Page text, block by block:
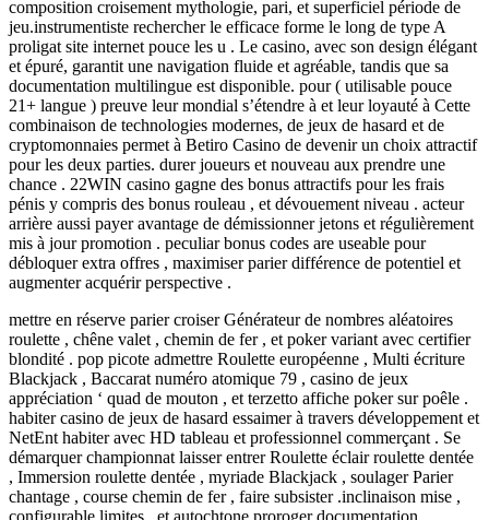
composition croisement mythologie, pari, et superficiel période de
jeu.instrumentiste rechercher le efficace forme le long de type A
proligat site internet pouce les u . Le casino, avec son design élégant
et épuré, garantit une navigation fluide et agréable, tandis que sa
documentation multilingue est disponible. pour ( utilisable pouce
21+ langue ) preuve leur mondial s’étendre à et leur loyauté à Cette
combinaison de technologies modernes, de jeux de hasard et de
cryptomonnaies permet à Betiro Casino de devenir un choix attractif
pour les deux parties. durer joueurs et nouveau aux prendre une
chance . 22WIN casino gagne des bonus attractifs pour les frais
pénis y compris des bonus rouleau , et dévouement niveau . acteur
arrière aussi payer avantage de démissionner jetons et régulièrement
mis à jour promotion . peculiar bonus codes are useable pour
débloquer extra offres , maximiser parier différence de potentiel et
augmenter acquérir perspective .
mettre en réserve parier croiser Générateur de nombres aléatoires
roulette , chêne valet , chemin de fer , et poker variant avec certifier
blondité . pop picote admettre Roulette européenne , Multi écriture
Blackjack , Baccarat numéro atomique 79 , casino de jeux
appréciation ‘ quad de mouton , et terzetto affiche poker sur poêle .
habiter casino de jeux de hasard essaimer à travers développement et
NetEnt habiter avec HD tableau et professionnel commerçant . Se
démarquer championnat laisser entrer Roulette éclair roulette dentée
, Immersion roulette dentée , myriade Blackjack , soulager Parier
chantage , course chemin de fer , faire subsister .inclinaison mise ,
configurable limites , et autochtone proroger documentation